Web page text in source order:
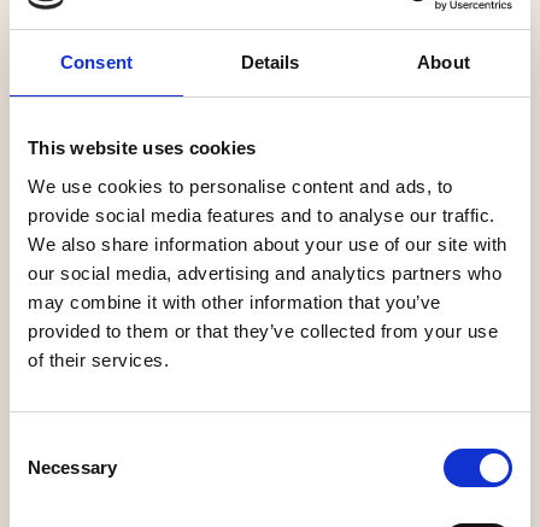
Consent Details About
This website uses cookies
We use cookies to personalise content and ads, to
provide social media features and to analyse our traffic.
We also share information about your use of our site with
our social media, advertising and analytics partners who
may combine it with other information that you’ve
provided to them or that they’ve collected from your use
of their services.
Selection
Necessary
Club van Sinterklaas Film: Het Grote Sneeuwavontuur
Ieder jaar weer doet De Club van Sinterklaas enorm
komen. Maar sommige zijn jammer genoeg onhaalbaar.
Als de stoomboot door een storm op zee een andere
route naar Nederland moet varen, ziet Sinterklaas
ineens mogelijkheden om een wens uit de stapel met
onvervulbare wensen uit te laten komen. Sara vraagt al
jaren een echte knuffel van de Sint, ze woont alleen
heel ver weg … helemaal in Oostenrijk. En nu ligt dat
Dans en de andere pieten voor het eerst in hun leven